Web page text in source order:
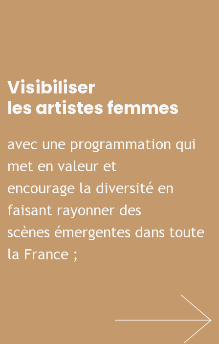
Visibiliser
les artistes femmes
avec une programmation qui
met en valeur et
encourage la diversité en
faisant rayonner des
scènes émergentes dans toute
la France ;